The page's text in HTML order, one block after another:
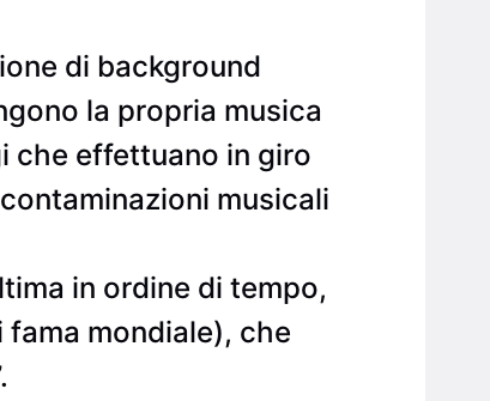
di background
la propria musica
che effettuano in giro
musicali
in ordine di tempo,
mondiale), che